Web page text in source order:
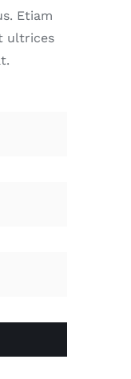
Etiam
ultrices